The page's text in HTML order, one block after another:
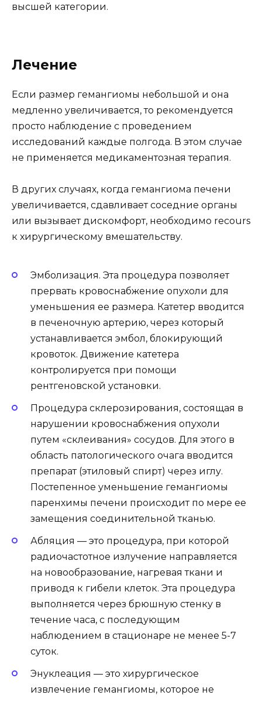
высшей категории.
Лечение
Если размер гемангиомы небольшой и она
медленно увеличивается, то рекомендуется
просто наблюдение с проведением
исследований каждые полгода. В этом случае
не применяется медикаментозная терапия.
В других случаях, когда гемангиома печени
увеличивается, сдавливает соседние органы
или вызывает дискомфорт, необходимо recours
к хирургическому вмешательству.
Эмболизация. Эта процедура позволяет
прервать кровоснабжение опухоли для
уменьшения ее размера. Катетер вводится
в печеночную артерию, через который
устанавливается эмбол, блокирующий
кровоток. Движение катетера
контролируется при помощи
рентгеновской установки.
Процедура склерозирования, состоящая в
нарушении кровоснабжения опухоли
путем «склеивания» сосудов. Для этого в
область патологического очага вводится
препарат (этиловый спирт) через иглу.
Постепенное уменьшение гемангиомы
паренхимы печени происходит по мере ее
замещения соединительной тканью.
Абляция — это процедура, при которой
радиочастотное излучение направляется
на новообразование, нагревая ткани и
приводя к гибели клеток. Эта процедура
выполняется через брюшную стенку в
течение часа, с последующим
наблюдением в стационаре не менее 5-7
суток.
Энуклеация — это хирургическое
извлечение гемангиомы, которое не